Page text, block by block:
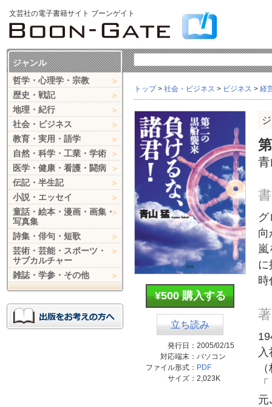
文芸社の電子書籍サイト ブーンゲイト
トップ> 社会・ビジネス > ビジネス > 経
¥500 購入する
立ち読み
発行日： 2005/02/15
対応端末： パソコン
ファイル形式： PDF
サイズ： 2,023K
向
に
時
元
ジャンル
哲学・心理学・宗教
歴史・戦記
地理・紀行
社会・ビジネス
教育・実用・語学
自然・科学・工業・学術
医学・健康・看護・闘病
伝記・半生記
小説・エッセイ
童話・絵本・漫画・画集・
写真集
詩集・俳句・短歌
芸術・芸能・スポーツ・
サブカルチャー
雑誌・学参・その他